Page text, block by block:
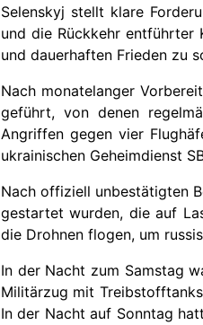
Selenskyj stellt klare
und die Rückkehr entführter
und dauerhaften Frieden zu
Nach monatelanger
geführt, von denen
Angriffen gegen vier
ukrainischen Geheimdienst
Nach offiziell unbestätigten
gestartet wurden, die auf
die Drohnen flogen, um
In der Nacht zum Samstag
Militärzug mit
In der Nacht auf Sonntag